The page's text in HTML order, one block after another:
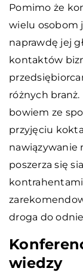
Pomimo że
wielu osobom
naprawdę jej
kontaktów
różnych
bowiem ze
przyjęciu
nawiązywanie
poszerza się
droga do
wiedzy